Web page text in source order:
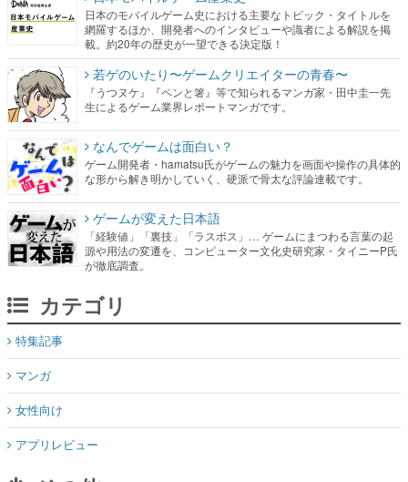
日本のモバイルゲーム史における主要なトピック・タイトルを
網羅するほか、開発者へのインタビューや識者による解説を掲
載。約20年の歴史が一望できる決定版！
若ゲのいたり〜ゲームクリエイターの青春〜
『うつヌケ』『ペンと箸』等で知られるマンガ家・田中圭一先
生によるゲーム業界レポートマンガです。
なんでゲームは面白い？
ゲーム開発者・hamatsu氏がゲームの魅力を画面や操作の具体的
な形から解き明かしていく、硬派で骨太な評論連載です。
ゲームが変えた日本語
「経験値」「裏技」「ラスボス」… ゲームにまつわる言葉の起
源や用法の変遷を、コンピューター文化史研究家・タイニーP氏
が徹底調査。
カテゴリ
特集記事
マンガ
女性向け
アプリレビュー